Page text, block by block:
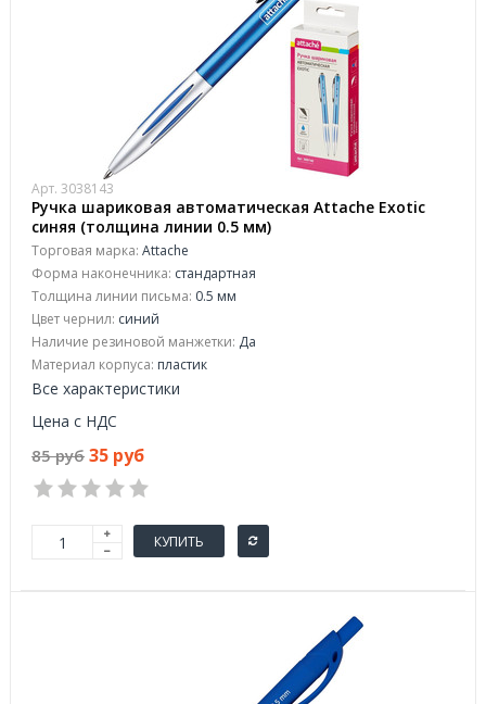
Арт. 3038143
Ручка шариковая автоматическая Attache Exotic
синяя (толщина линии 0.5 мм)
Торговая марка: Attache
Форма наконечника: стандартная
Толщина линии письма: 0.5 мм
Цвет чернил: синий
Наличие резиновой манжетки: Да
Материал корпуса: пластик
Все характеристики
Цена с НДС
85 руб 35 руб
КУПИТЬ